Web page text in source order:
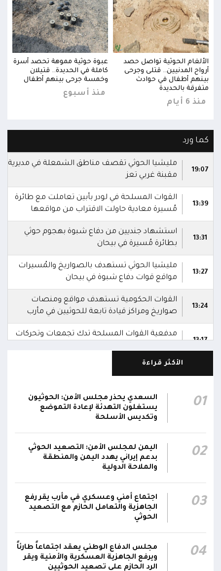
الألغام الحوثية تواصل حصد
أرواح المدنيين.. قتلى وجرحى
بينهم أطفال في حوادث
متفرقة بالحديدة
منذ 6 أيام
عبوة حوثية مموهة تحصد أسرة
كاملة في الحديدة.. قتيلان
وخمسة جرحى بينهم أطفال
منذ أسبوع
كما ورد
19:07
مليشيا الحوثي تقصف مناطق الشمعلة في مديرية
مقبنة غربي تعز
13:39
القوات المسلحة في لودر بأبين تعاملت مع طائرة
مُسيرة معادية حاولت الاقتراب من مواقعها
13:31
استشهاد جنديين من دفاع شبوة بهجوم حوثي
بطائرة مُسيرة في بيحان
13:27
مليشيا الحوثي تستهدف بالصواريخ والمُسيرات
مواقع قوات دفاع شبوة في بيحان
13:24
القوات الحكومية تستهدف مواقع ومنصات
صواريخ ومراكز قيادة تابعة للحوثيين في مأرب
13:17
مدفعية القوات المسلحة تدك تجمعات وتحركات
06:19
اشتباكات بين قوات الجيش ومليشيا الحوثي في
الدفاعات الجوية تتعامل مع مسيرات معادية في
أجواء مدينة المخا
الأكثر قراءة
01
السعدي يحذر مجلس الأمن: الحوثيون
يستغلون التهدئة لإعادة التموضع
وتكديس الأسلحة
02
اليمن لمجلس الأمن: التصعيد الحوثي
بدعم إيراني يهدد اليمن والمنطقة
والملاحة الدولية
03
اجتماع أمني وعسكري في مأرب يقر رفع
الجاهزية والتعامل الحازم مع التصعيد
الحوثي
04
مجلس الدفاع الوطني يعقد اجتماعاً طارئاً
ويرفع الجاهزية العسكرية والأمنية ويقر
الرد الحازم على تصعيد الحوثيين